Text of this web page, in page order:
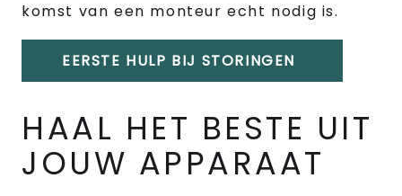
komst van een monteur echt nodig is.
EERSTE HULP BIJ STORINGEN
HAAL HET BESTE UIT
JOUW APPARAAT